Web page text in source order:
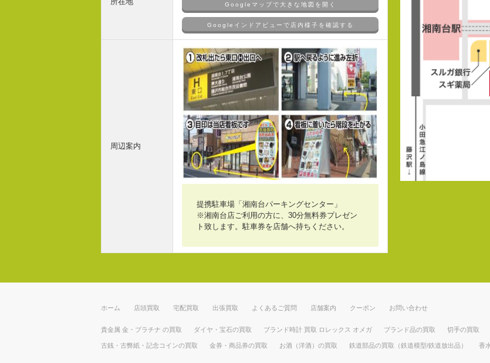
Googleマップで大きな地図を開く
Googleインドアビューで店内様子を確認する
周辺案内
提携駐車場「湘南台パーキングセンター」
※湘南台店ご利用の方に、30分無料券プレゼン
ト致します。駐車券を店舗へ持ちください。
ホーム 店頭買取 宅配買取 出張買取 よくあるご質問 店舗案内 クーポン お問い合わせ
貴金属 金・プラチナ の買取 ダイヤ・宝石の買取 ブランド時計 買取 ロレックス オメガ ブランド品の買取 切手の買取
古銭・古弊紙・記念コインの買取 金券・商品券の買取 お酒（洋酒）の買取 鉄道部品の買取（鉄道模型/鉄道放出品） 香